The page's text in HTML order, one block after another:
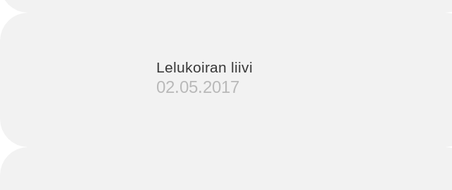
Lelukoiran liivi
02.05.2017